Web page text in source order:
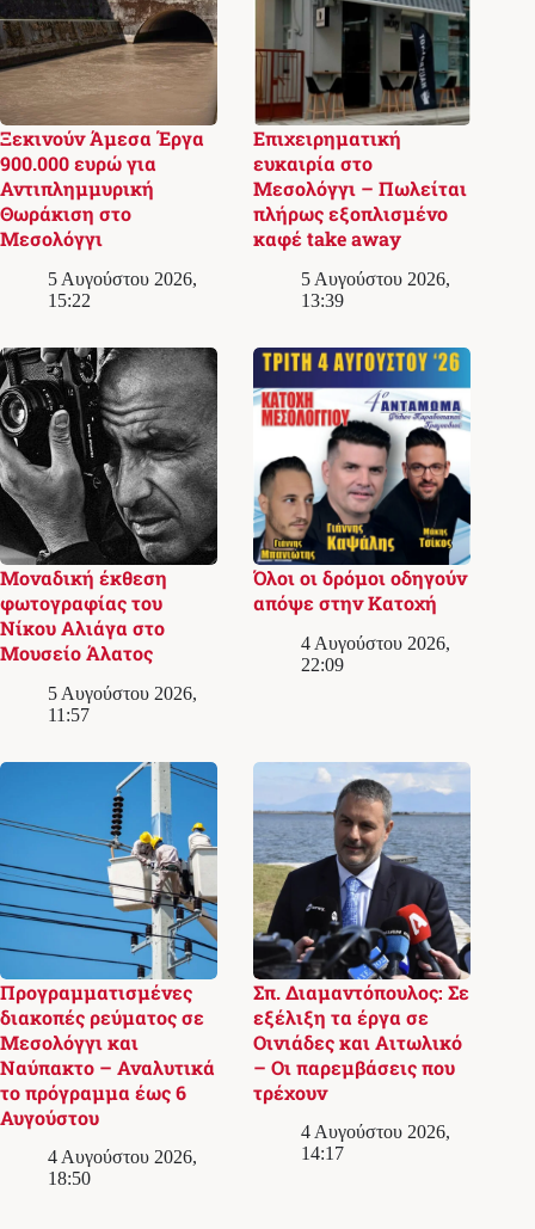
Ξεκινούν Άμεσα Έργα
900.000 ευρώ για
Αντιπλημμυρική
Θωράκιση στο
Μεσολόγγι
5 Αυγούστου 2026,
15:22
Επιχειρηματική
ευκαιρία στο
Μεσολόγγι – Πωλείται
πλήρως εξοπλισμένο
καφέ take away
5 Αυγούστου 2026,
13:39
Μοναδική έκθεση
φωτογραφίας του
Νίκου Αλιάγα στο
Μουσείο Άλατος
5 Αυγούστου 2026,
11:57
Όλοι οι δρόμοι οδηγούν
απόψε στην Κατοχή
4 Αυγούστου 2026,
22:09
Προγραμματισμένες
διακοπές ρεύματος σε
Μεσολόγγι και
Ναύπακτο – Αναλυτικά
το πρόγραμμα έως 6
Αυγούστου
4 Αυγούστου 2026,
18:50
Σπ. Διαμαντόπουλος: Σε
εξέλιξη τα έργα σε
Οινιάδες και Αιτωλικό
– Οι παρεμβάσεις που
τρέχουν
4 Αυγούστου 2026,
14:17